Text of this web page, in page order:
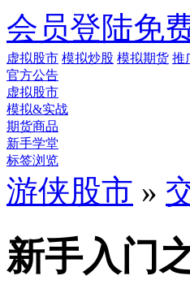
会员登陆免
虚拟股市 模拟炒股 模拟期货 推
官方公告
虚拟股市
模拟&实战
期货商品
新手学堂
标签浏览
游侠股市 »
新手入门